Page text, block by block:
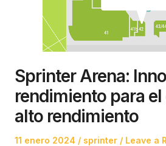
Sprinter Arena:
rendimiento para
alto rendimiento
Posted
11 enero 2024
Posted
sprinter Leave a